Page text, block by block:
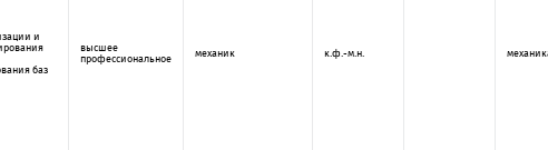
и
баз
высшее
профессиональное
механик к.ф.-м.н.